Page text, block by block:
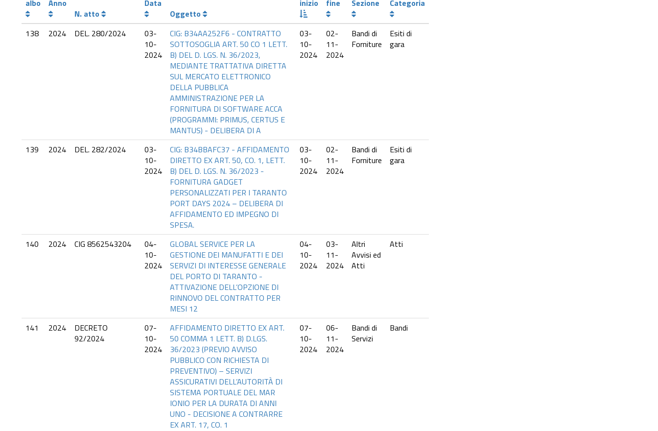
albo
Anno
N. atto
Data
Oggetto
inizio
fine
Sezione Categoria
138 2024 DEL. 280/2024
03-
10-
2024
CIG: B34AA252F6 - CONTRATTO
SOTTOSOGLIA ART. 50 CO 1 LETT.
B) DEL D. LGS. N. 36/2023,
MEDIANTE TRATTATIVA DIRETTA
SUL MERCATO ELETTRONICO
DELLA PUBBLICA
AMMINISTRAZIONE PER LA
FORNITURA DI SOFTWARE ACCA
(PROGRAMMI: PRIMUS, CERTUS E
MANTUS) - DELIBERA DI A
03-
10-
2024
02-
11-
2024
Bandi di
Forniture
Esiti di
gara
139 2024 DEL. 282/2024
03-
10-
2024
CIG: B34BBAFC37 - AFFIDAMENTO
DIRETTO EX ART. 50, CO. 1, LETT.
B) DEL D. LGS. N. 36/2023 -
FORNITURA GADGET
PERSONALIZZATI PER I TARANTO
PORT DAYS 2024 – DELIBERA DI
AFFIDAMENTO ED IMPEGNO DI
SPESA.
03-
10-
2024
02-
11-
2024
Bandi di
Forniture
Esiti di
gara
140 2024 CIG 8562543204
04-
10-
2024
GLOBAL SERVICE PER LA
GESTIONE DEI MANUFATTI E DEI
SERVIZI DI INTERESSE GENERALE
DEL PORTO DI TARANTO -
ATTIVAZIONE DELL’OPZIONE DI
RINNOVO DEL CONTRATTO PER
MESI 12
04-
10-
2024
03-
11-
2024
Altri
Avvisi ed
Atti
Atti
141 2024
DECRETO
92/2024
07-
10-
2024
AFFIDAMENTO DIRETTO EX ART.
50 COMMA 1 LETT. B) D.LGS.
36/2023 (PREVIO AVVISO
PUBBLICO CON RICHIESTA DI
PREVENTIVO) – SERVIZI
ASSICURATIVI DELL’AUTORITÀ DI
SISTEMA PORTUALE DEL MAR
IONIO PER LA DURATA DI ANNI
UNO - DECISIONE A CONTRARRE
EX ART. 17, CO. 1
07-
10-
2024
06-
11-
2024
Bandi di
Servizi
Bandi